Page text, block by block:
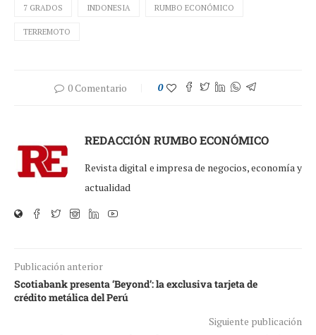
7 GRADOS INDONESIA RUMBO ECONÓMICO
TERREMOTO
0 Comentario 0
REDACCIÓN RUMBO ECONÓMICO
Revista digital e impresa de negocios, economía y
actualidad
Publicación anterior
Scotiabank presenta ‘Beyond’: la exclusiva tarjeta de
crédito metálica del Perú
Siguiente publicación